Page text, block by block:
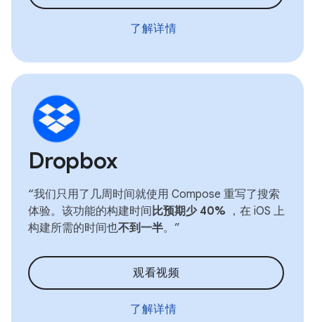
了解详情
Dropbox
“我们只用了几周时间就使用 Compose 重写了搜索
体验。该功能的构建时间比预期少 40% ，在 iOS 上
构建所需的时间也不到一半。”
观看视频
了解详情